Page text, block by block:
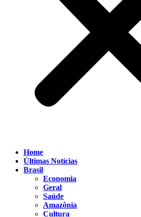
Home
Últimas Notícias
Brasil
Economia
Geral
Saúde
Amazônia
Cultura